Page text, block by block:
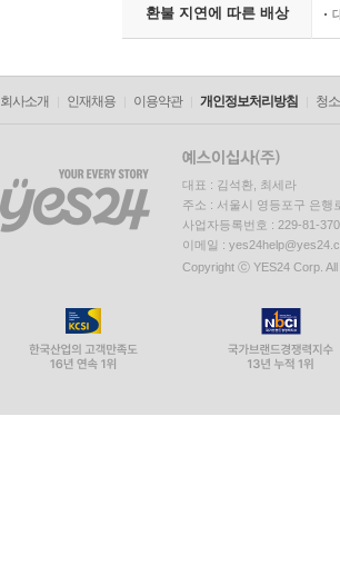
환불 지연에 따른 배상
회사소개 인재채용 이용약관 개인정보처리방침 청
대표 : 김석환, 최세라
주소 : 서울시 영등포구 은행
사업자등록번호 : 229-81-
이메일 :
Copyright ⓒ YES24 Corp. All